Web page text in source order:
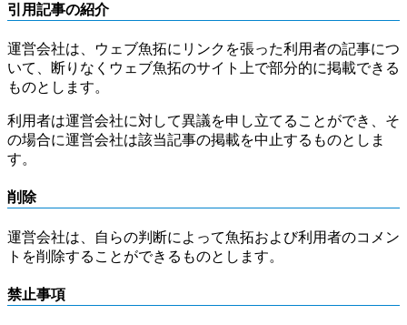
引用記事の紹介
運営会社は、ウェブ魚拓にリンクを張った利用者の記事につ
いて、断りなくウェブ魚拓のサイト上で部分的に掲載できる
ものとします。
利用者は運営会社に対して異議を申し立てることができ、そ
の場合に運営会社は該当記事の掲載を中止するものとしま
す。
削除
運営会社は、自らの判断によって魚拓および利用者のコメン
トを削除することができるものとします。
禁止事項